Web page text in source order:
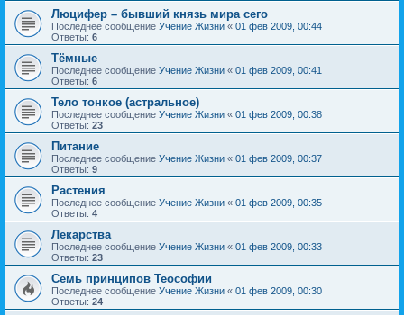
Люцифер – бывший князь мира сего
Последнее сообщение Учение Жизни « 01 фев 2009, 00:44
Ответы: 6
Тёмные
Последнее сообщение Учение Жизни « 01 фев 2009, 00:41
Ответы: 6
Тело тонкое (астральное)
Последнее сообщение Учение Жизни « 01 фев 2009, 00:38
Ответы: 23
Питание
Последнее сообщение Учение Жизни « 01 фев 2009, 00:37
Ответы: 9
Растения
Последнее сообщение Учение Жизни « 01 фев 2009, 00:35
Ответы: 4
Лекарства
Последнее сообщение Учение Жизни « 01 фев 2009, 00:33
Ответы: 23
Семь принципов Теософии
Последнее сообщение Учение Жизни « 01 фев 2009, 00:30
Ответы: 24